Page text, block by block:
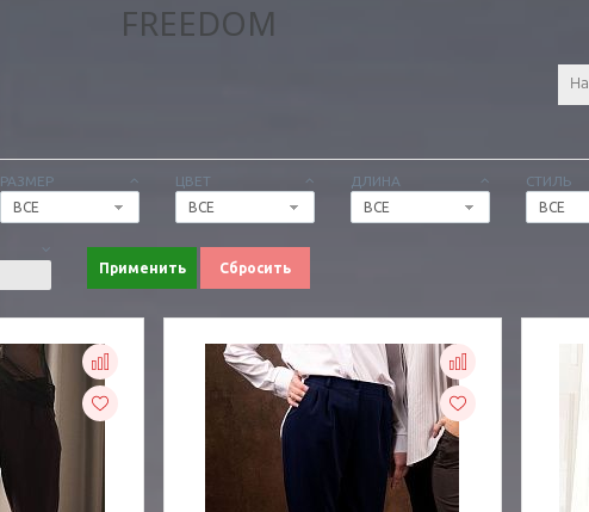
FREEDOM
РАЗМЕР
ВСЕ
ЦВЕТ
ВСЕ
ДЛИНА
ВСЕ
СТИЛЬ
ВСЕ
Применить Сбросить